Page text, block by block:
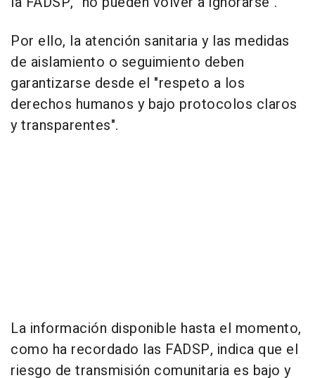
Por ello, la atención sanitaria y las medidas
de aislamiento o seguimiento deben
garantizarse desde el "respeto a los
derechos humanos y bajo protocolos claros
y transparentes".
La información disponible hasta el momento,
como ha recordado las FADSP, indica que el
riesgo de transmisión comunitaria es bajo y